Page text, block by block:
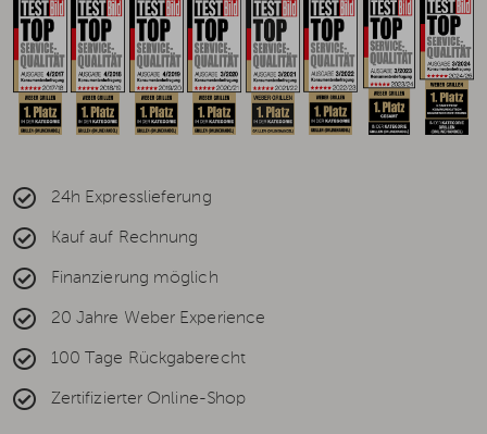
24h Expresslieferung
Kauf auf Rechnung
Finanzierung möglich
20 Jahre Weber Experience
100 Tage Rückgaberecht
Zertifizierter Online-Shop